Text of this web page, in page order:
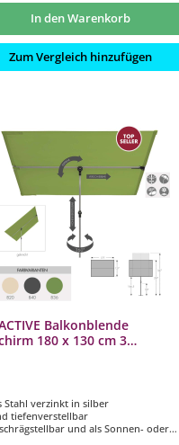
In den Warenkorb
Zum Vergleich hinzufügen
Balkonblende
180 x 130 cm 3
Stahl verzinkt in silber
tiefenverstellbar
und als Sonnen- oder